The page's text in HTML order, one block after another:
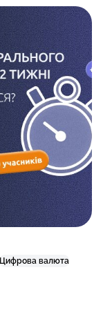
Цифрова валюта